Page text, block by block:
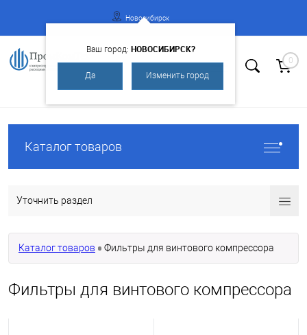
Регистрация
Новосибирск
Ваш город: НОВОСИБИРСК?
Да Изменить город
0
Каталог товаров
Уточнить раздел
Каталог товаров Фильтры для винтового компрессора
Фильтры для винтового компрессора